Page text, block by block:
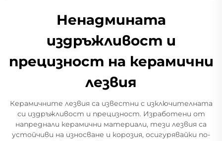
Ненадмината
издръжливост и
прецизност на керамични
лезвия
Керамичните лезвия са известни с изключителната
си издръжливост и прецизност. Изработени от
напреднали керамични материали, тези лезвия са
устойчиви на износване и корозия, осигурявайки по-